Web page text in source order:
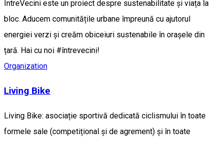
ÎntreVecini este un proiect despre sustenabilitate și viața la
bloc. Aducem comunitățile urbane împreună cu ajutorul
energiei verzi și creăm obiceiuri sustenabile în orașele din
țară. Hai cu noi #întrevecini!
Organization
Living Bike
Living Bike: asociație sportivă dedicată ciclismului în toate
formele sale (competițional și de agrement) și în toate